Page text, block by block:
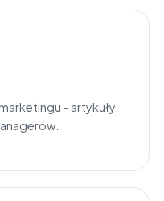
– artykuły,